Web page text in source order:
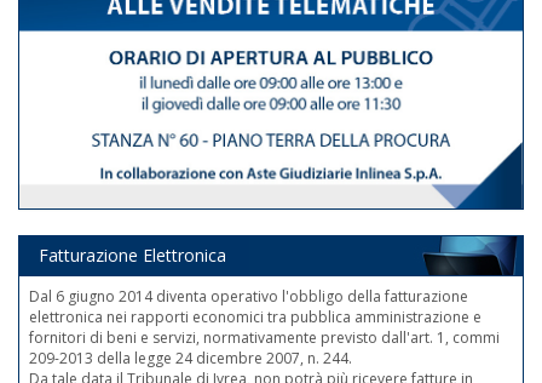
Fatturazione Elettronica
Dal 6 giugno 2014 diventa operativo l'obbligo della fatturazione
elettronica nei rapporti economici tra pubblica amministrazione e
fornitori di beni e servizi, normativamente previsto dall'art. 1, commi
209-2013 della legge 24 dicembre 2007, n. 244.